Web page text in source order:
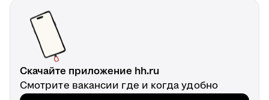
Скачайте приложение hh.ru
Смотрите вакансии где и когда удобно